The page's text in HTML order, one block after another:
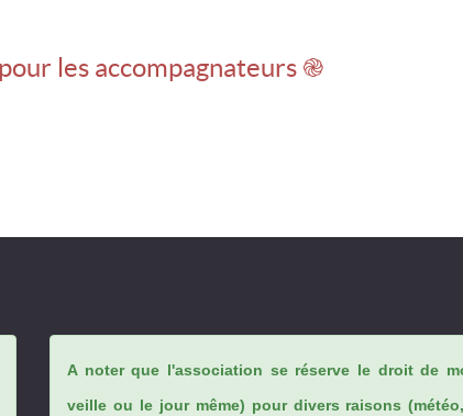
les accompagnateurs ֎
A noter que l'association se réserve le droit de
veille ou le jour même) pour divers raisons